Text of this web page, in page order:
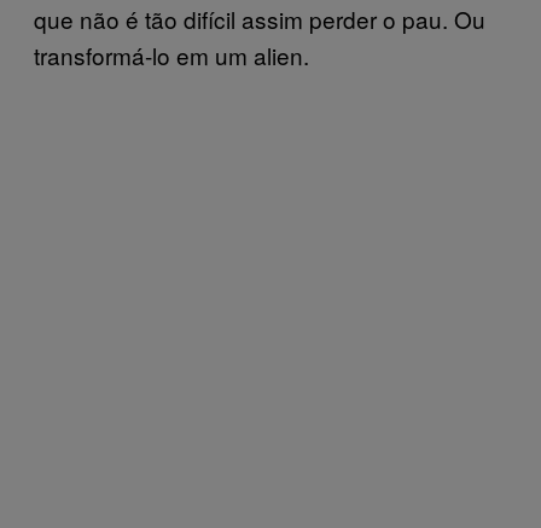
que não é tão difícil assim perder o pau. Ou
transformá-lo em um alien.